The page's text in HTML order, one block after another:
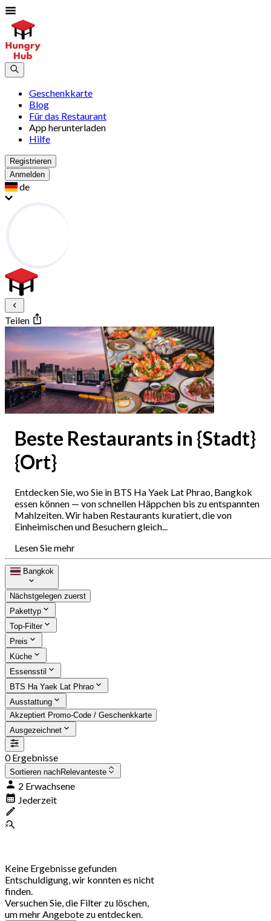
Geschenkkarte
Blog
Für das Restaurant
App herunterladen
Hilfe
Registrieren
Anmelden
de
Teilen
Beste Restaurants in {Stadt}
{Ort}
Entdecken Sie, wo Sie in BTS Ha Yaek Lat Phrao, Bangkok
essen können — von schnellen Häppchen bis zu entspannten
Mahlzeiten. Wir haben Restaurants kuratiert, die von
Einheimischen und Besuchern gleich...
Lesen Sie mehr
Bangkok
Nächstgelegen zuerst
Pakettyp
Top-Filter
Preis
Küche
Essensstil
BTS Ha Yaek Lat Phrao
Ausstattung
Akzeptiert Promo-Code / Geschenkkarte
Ausgezeichnet
0 Ergebnisse
Sortieren nachRelevanteste
2 Erwachsene
Jederzeit
Keine Ergebnisse gefunden
Entschuldigung, wir konnten es nicht
finden.
Versuchen Sie, die Filter zu löschen,
um mehr Angebote zu entdecken.